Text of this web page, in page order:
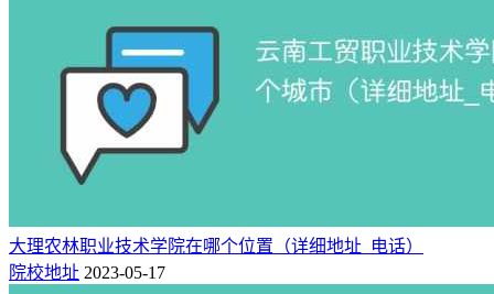
大理农林职业技术学院在哪个位置（详细地址_电话）
院校地址 2023-05-17